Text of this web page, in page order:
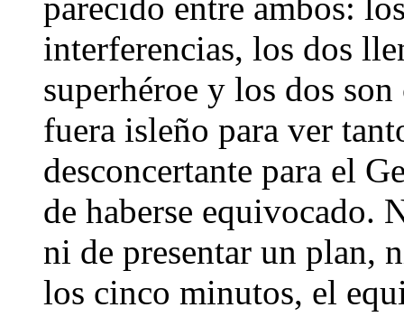
interferencias, los dos
superhéroe y los dos
fuera isleño para ver
desconcertante para el
de haberse equivocado.
ni de presentar un plan,
los cinco minutos, el